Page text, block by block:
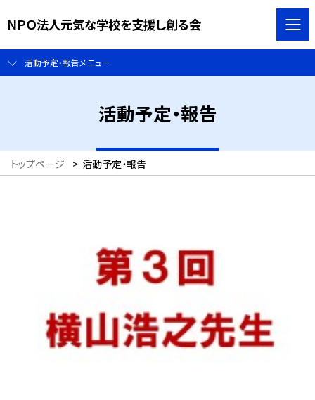
ＮＰＯ法人元気な学校を支援し創る会
活動予定・報告メニュー
活動予定・報告
トップページ > 活動予定・報告